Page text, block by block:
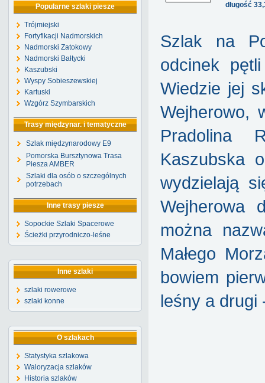
Popularne szlaki piesze
Trójmiejski
Fortyfikacji Nadmorskich
Nadmorski Zatokowy
Nadmorski Bałtycki
Kaszubski
Wyspy Sobieszewskiej
Kartuski
Wzgórz Szymbarskich
Trasy międzynar. i tematyczne
Szlak międzynarodowy E9
Pomorska Bursztynowa Trasa
Piesza AMBER
Szlaki dla osób o szczególnych
potrzebach
Inne trasy piesze
Sopockie Szlaki Spacerowe
Ścieżki przyrodniczo-leśne
Inne szlaki
szlaki rowerowe
szlaki konne
O szlakach
Statystyka szlakowa
Waloryzacja szlaków
Historia szlaków
długość
Szlak na
odcinek
Wiedzie jej
Wejherowo,
Pradolina
Kaszubska
wydzielają
Wejherowa
można
Małego
bowiem
leśny a drugi